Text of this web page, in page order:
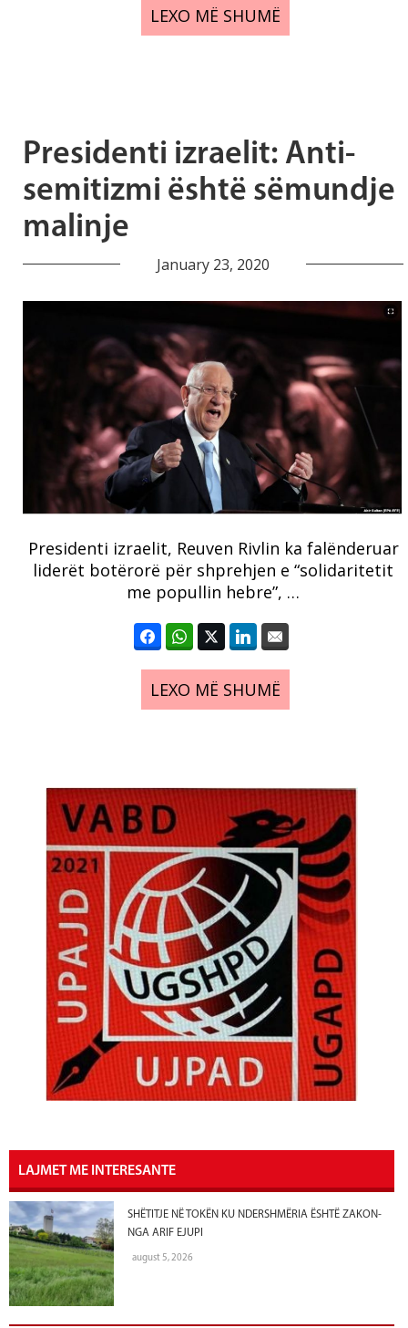
LEXO MË SHUMË
Presidenti izraelit: Anti-
semitizmi është sëmundje
malinje
January 23, 2020
Presidenti izraelit, Reuven Rivlin ka falënderuar
liderët botërorë për shprehjen e “solidaritetit
me popullin hebre”, …
LEXO MË SHUMË
LAJMET ME INTERESANTE
SHËTITJE NË TOKËN KU NDERSHMËRIA ËSHTË ZAKON-
NGA ARIF EJUPI
august 5, 2026